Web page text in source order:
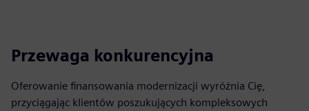
Przewaga konkurencyjna
Oferowanie finansowania modernizacji wyróżnia Cię,
przyciągając klientów poszukujących kompleksowych